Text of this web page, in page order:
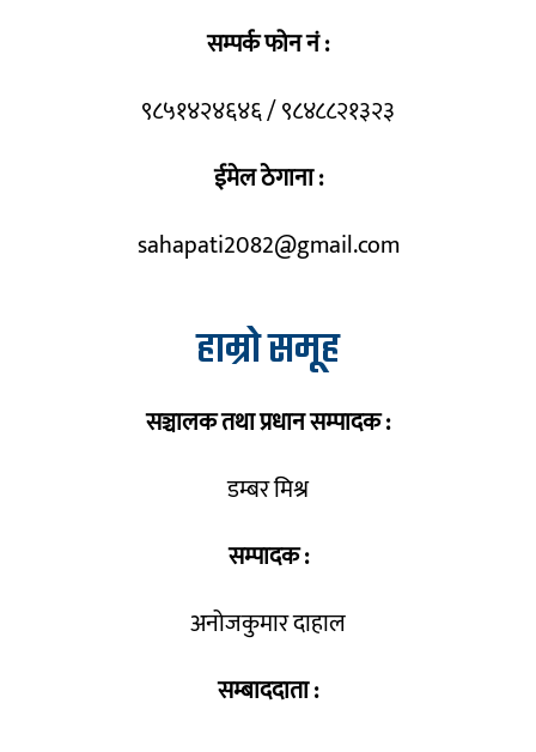
सम्पर्क फोन नं :
९८५१४२४६४६ / ९८४८८२१३२३
ईमेल ठेगाना :
sahapati2082@gmail.com
हाम्रो समूह
सञ्चालक तथा प्रधान सम्पादक :
डम्बर मिश्र
सम्पादक :
अनोजकुमार दाहाल
सम्बाददाता :